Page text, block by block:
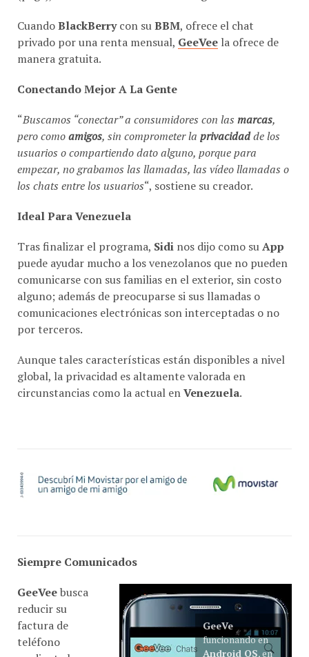
CuandoBlackBerrycon su BBM , ofrece el chat
privado por una renta mensual, GeeVee la ofrece de
manera gratuita.
Conectando Mejor A La Gente
“Buscamos “conectar” a consumidores con las marcas
pero como amigos , sin comprometer la privacidadde los
usuarios o compartiendo dato alguno, porque para
empezar, no grabamos las llamadas, las vídeo llamadas o
los chats entre los usuarios“, sostiene su creador.
Ideal Para Venezuela
Tras finalizar el programa, Sidi nos dijo como su App
puede ayudar mucho a los venezolanos que no pueden
comunicarse con sus familias en el exterior, sin costo
alguno; además de preocuparse si sus llamadas o
comunicaciones electrónicas son interceptadas o no
por terceros.
Aunque tales características están disponibles a nivel
global, la privacidad es altamente valorada en
circunstancias como la actual en Venezuela
Siempre Comunicados
GeeVe
funcionando en
Android OS , en
GeeVeebusca
reducir su
factura de
teléfono